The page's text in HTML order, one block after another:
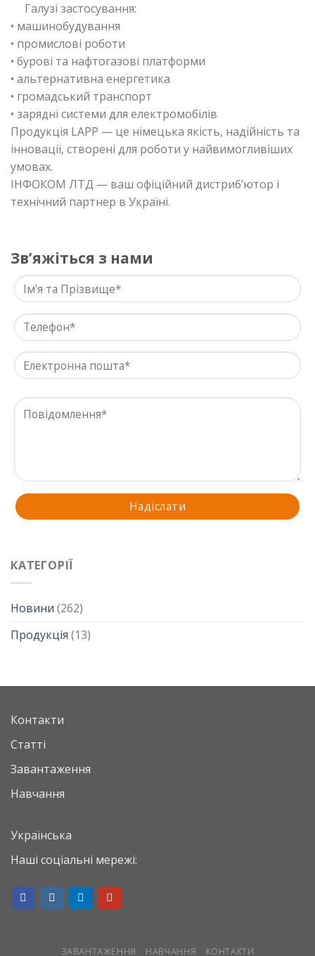
КАТЕГОРІЇ
Новини (262)
Продукція (13)
Галузі застосування:
• машинобудування
• промислові роботи
• бурові та нафтогазові платформи
• альтернативна енергетика
• громадський транспорт
• зарядні системи для електромобілів
Продукція LAPP — це німецька якість, надійність та
інновації, створені для роботи у найвимогливіших
умовах.
ІНФОКОМ ЛТД — ваш офіційний дистриб’ютор і
технічний партнер в Україні.
Звʼяжіться з нами
Контакти
Статті
Завантаження
Навчання
Українська
Наші соціальні мережі:
ЗАВАНТАЖЕННЯ НАВЧАННЯ КОНТАКТИ